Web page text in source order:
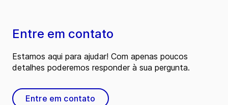
Entre em contato
Estamos aqui para ajudar! Com apenas poucos
detalhes poderemos responder à sua pergunta.
Entre em contato